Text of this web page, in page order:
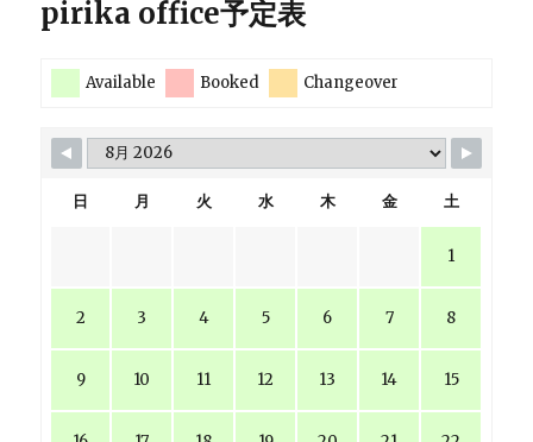
pirika office予定表
Available Booked Changeover
日 月 火 水 木 金 土
1
2 3 4 5 6 7 8
9 10 11 12 13 14 15